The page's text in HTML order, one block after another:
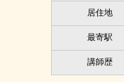
居住地
最寄駅
講師歴